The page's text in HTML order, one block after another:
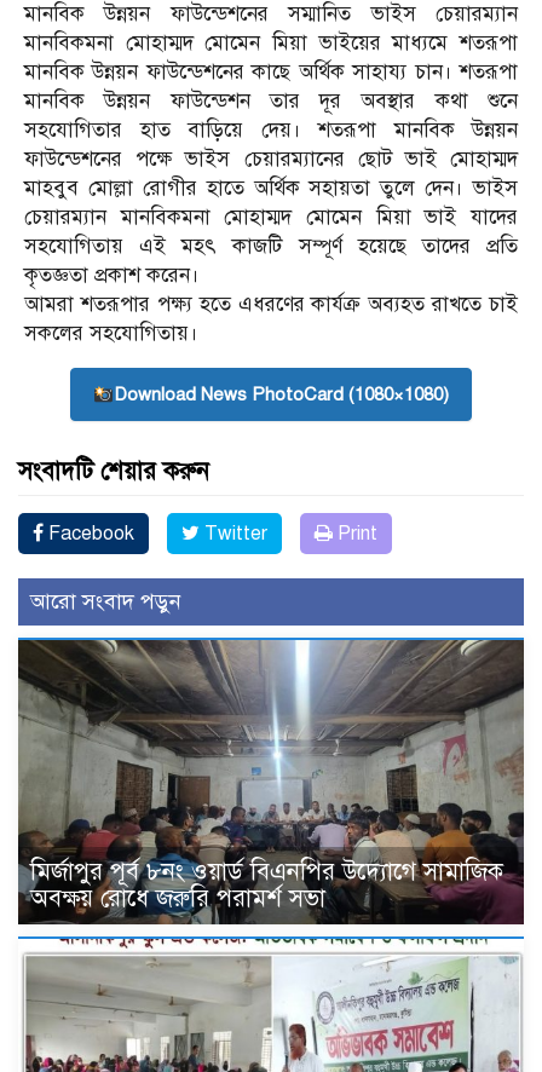
মানবিক উন্নয়ন ফাউন্ডেশনের সম্মানিত ভাইস চেয়ারম্যান
মানবিকমনা মোহাম্মদ মোমেন মিয়া ভাইয়ের মাধ্যমে শতরূপা
মানবিক উন্নয়ন ফাউন্ডেশনের কাছে অর্থিক সাহায্য চান। শতরূপা
মানবিক উন্নয়ন ফাউন্ডেশন তার দূর অবস্থার কথা শুনে
সহযোগিতার হাত বাড়িয়ে দেয়। শতরূপা মানবিক উন্নয়ন
ফাউন্ডেশনের পক্ষে ভাইস চেয়ারম্যানের ছোট ভাই মোহাম্মদ
মাহবুব মোল্লা রোগীর হাতে অর্থিক সহায়তা তুলে দেন। ভাইস
চেয়ারম্যান মানবিকমনা মোহাম্মদ মোমেন মিয়া ভাই যাদের
সহযোগিতায় এই মহৎ কাজটি সম্পূর্ণ হয়েছে তাদের প্রতি
কৃতজ্ঞতা প্রকাশ করেন।
আমরা শতরূপার পক্ষ্য হতে এধরণের কার্যক্র অব্যহত রাখতে চাই
সকলের সহযোগিতায়।
Download News PhotoCard (1080×1080)
সংবাদটি শেয়ার করুন
Facebook Twitter Print
আরো সংবাদ পড়ুন
মির্জাপুর পূর্ব ৮নং ওয়ার্ড বিএনপির উদ্যোগে সামাজিক
অবক্ষয় রোধে জরুরি পরামর্শ সভা